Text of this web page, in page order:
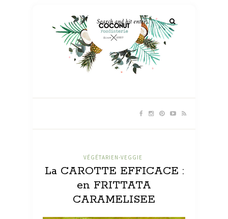
VÉGÉTARIEN-VEGGIE
La CAROTTE EFFICACE :
en FRITTATA
CARAMELISEE